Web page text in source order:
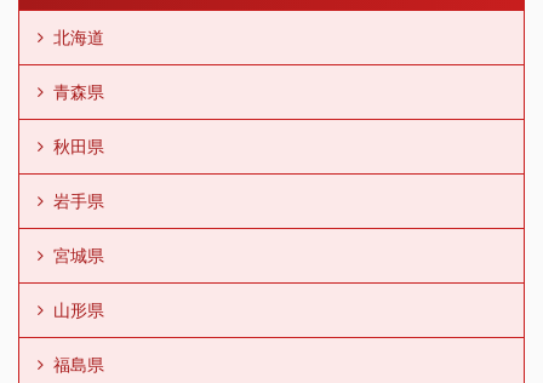
北海道
青森県
秋田県
岩手県
宮城県
山形県
福島県